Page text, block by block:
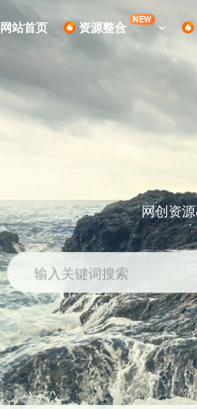
网站首页 资源整合 NEW
网创资
输入关键词搜索